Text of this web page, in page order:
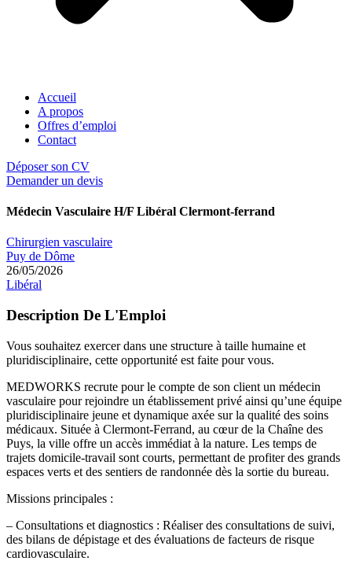
Accueil
A propos
Offres d’emploi
Contact
Déposer son CV
Demander un devis
Médecin Vasculaire H/F Libéral Clermont-ferrand
Chirurgien vasculaire
Puy de Dôme
26/05/2026
Libéral
Description De L'Emploi
Vous souhaitez exercer dans une structure à taille humaine et
pluridisciplinaire, cette opportunité est faite pour vous.
MEDWORKS recrute pour le compte de son client un médecin
vasculaire pour rejoindre un établissement privé ainsi qu’une équipe
pluridisciplinaire jeune et dynamique axée sur la qualité des soins
médicaux. Située à Clermont-Ferrand, au cœur de la Chaîne des
Puys, la ville offre un accès immédiat à la nature. Les temps de
trajets domicile-travail sont courts, permettant de profiter des grands
espaces verts et des sentiers de randonnée dès la sortie du bureau.
Missions principales :
– Consultations et diagnostics : Réaliser des consultations de suivi,
des bilans de dépistage et des évaluations de facteurs de risque
cardiovasculaire.